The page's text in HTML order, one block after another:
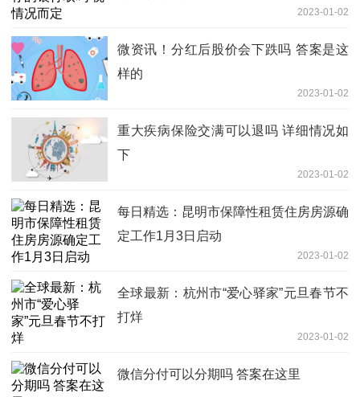
2023-01-02
微资讯！分红后股价会下跌吗 答案是这
样的
2023-01-02
重大疾病保险交满可以退吗 详细情况如
下
2023-01-02
每日精选：昆明市保障性租赁住房房源确
定工作1月3日启动
2023-01-02
全球最新：杭州市“爱心驿家”元旦春节不
打烊
2023-01-02
微信分付可以分期吗 答案在这里